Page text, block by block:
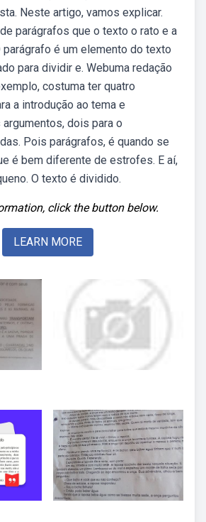
Neste artigo, vamos explicar.
parágrafos que o texto o rato e a
parágrafo é um elemento do texto
para dividir e. Webuma redação
costuma ter quatro
a introdução ao tema e
dois para o
Pois parágrafos, é quando se
é bem diferente de estrofes. E aí,
O texto é dividido.
click the button below.
LEARN MORE